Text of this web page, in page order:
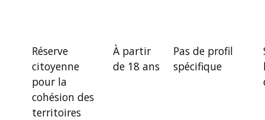
Réserve
citoyenne
pour la
cohésion des
territoires
À partir
de 18 ans
Pas de profil
spécifique